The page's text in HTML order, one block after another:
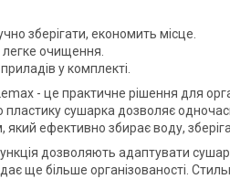
зберігати, економить місце.
очищення.
у комплекті.
- це практичне рішення для
пластику сушарка дозволяє
ефективно збирає воду,
дозволяють адаптувати
ще більше організованості.